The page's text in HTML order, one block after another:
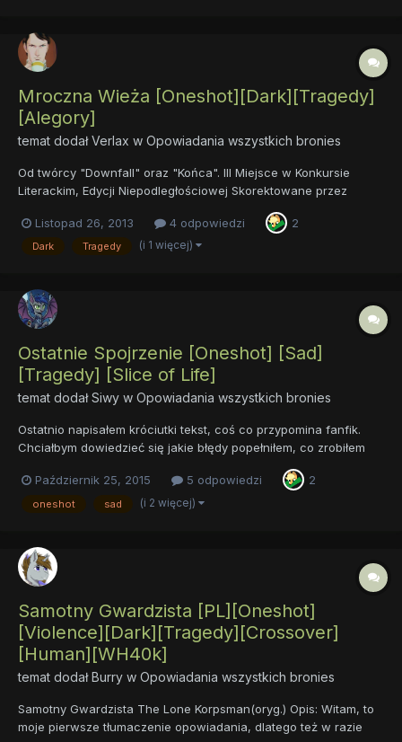
Mroczna Wieża [Oneshot][Dark][Tragedy]
[Alegory]
temat dodałVerlax w Opowiadania wszystkich bronies
Od twórcy "Downfall" oraz "Końca". III Miejsce w Konkursie
Literackim, Edycji Niepodległościowej Skorektowane przez
stanął." Link : Mroczna Wieża
Listopad 26, 2013 4 odpowiedzi 2
Dark Tragedy (i 1 więcej)
Ostatnie Spojrzenie [Oneshot] [Sad]
[Tragedy] [Slice of Life]
temat dodałSiwy w Opowiadania wszystkich bronies
Ostatnio napisałem króciutki tekst, coś co przypomina fanfik.
Chciałbym dowiedzieć się jakie błędy popełniłem, co zrobiłem
dobrze i co mogę poprawić. Jest to mój pierwszy tekst, więc nie
będzie to opowiadanie najwyższych lotów. Historia opowiada o
pewnym pegazie, który ma już naprawdę wszystkiego do...
Październik 25, 2015 5 odpowiedzi 2
oneshot sad (i 2 więcej)
Samotny Gwardzista [PL][Oneshot]
[Violence][Dark][Tragedy][Crossover]
[Human][WH40k]
temat dodałBurry w Opowiadania wszystkich bronies
Samotny Gwardzista The Lone Korpsman(oryg.) Opis: Witam, to
moje pierwsze tłumaczenie opowiadania, dlatego też w razie